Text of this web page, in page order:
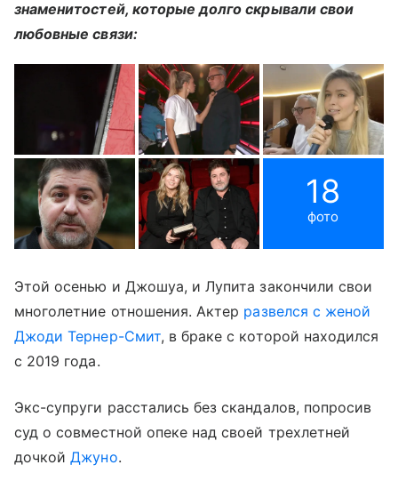
знаменитостей, которые долго скрывали свои
любовные связи:
18
фото
Этой осенью и Джошуа, и Лупита закончили свои
многолетние отношения. Актер развелся с женой
Джоди Тернер-Смит, в браке с которой находился
с 2019 года.
Экс-супруги расстались без скандалов, попросив
суд о совместной опеке над своей трехлетней
дочкойДжуно.